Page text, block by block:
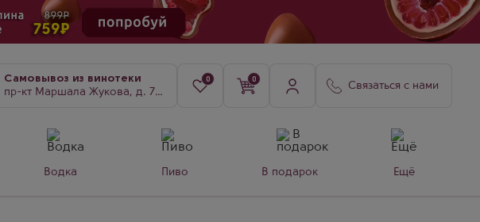
Самовывоз из винотеки
пр-кт Маршала Жукова, д. 78, к. 3
0 0
Связаться с нами
Водка Пиво В подарок Ещё